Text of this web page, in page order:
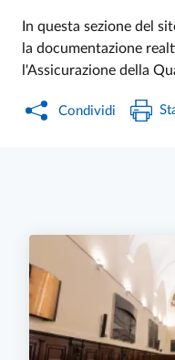
In questa sezione del
la documentazione
l'Assicurazione della
Condividi